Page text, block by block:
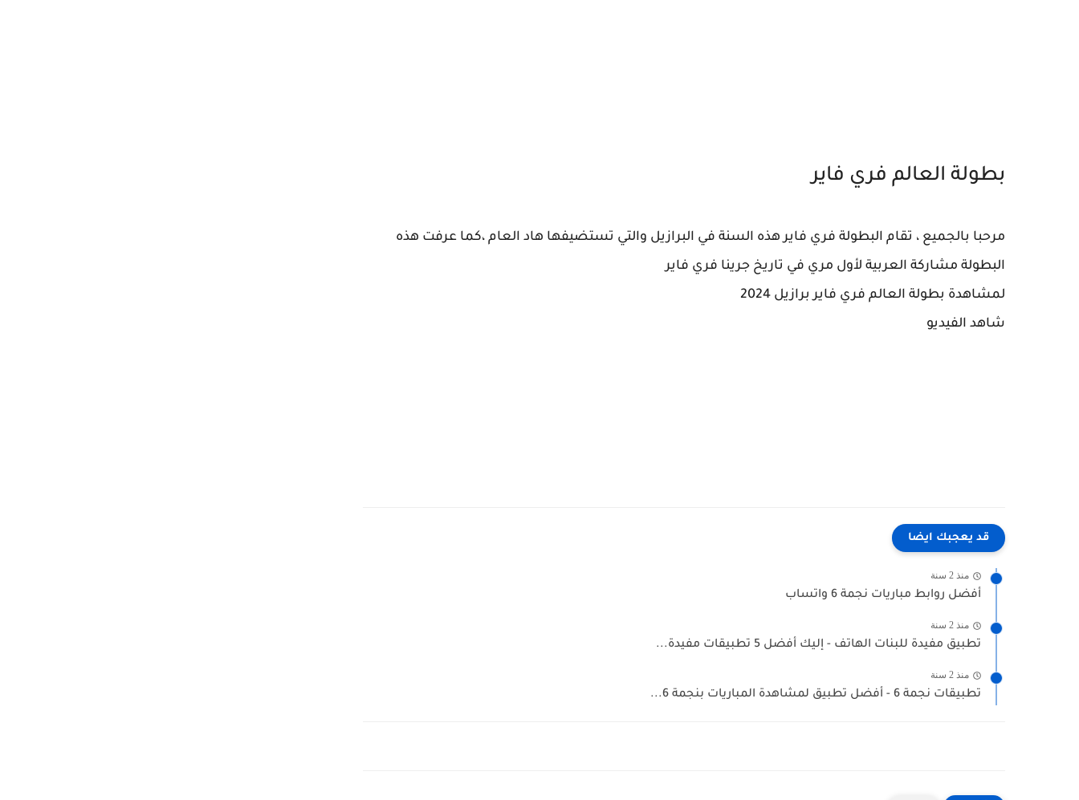
بطولة العالم فري فاير
مرحبا بالجميع ، تقام البطولة فري فاير هذه السنة في البرازيل والتي تستضيفها هاد العام ،كما عرفت هذه
البطولة مشاركة العربية لأول مري في تاريخ جرينا فري فاير
لمشاهدة بطولة العالم فري فاير برازيل 2024
شاهد الفيديو
قد يعجبك ايضا
منذ 2 سنة
أفضل روابط مباريات نجمة 6 واتساب
منذ 2 سنة
تطبيق مفيدة للبنات الهاتف - إليك أفضل 5 تطبيقات مفيدة...
منذ 2 سنة
تطبيقات نجمة 6 - أفضل تطبيق لمشاهدة المباريات بنجمة 6...